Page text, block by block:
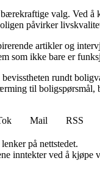
valg. Ved
påvirker
artikler og
som ikke bare er
rundt
til
Mail
RSS
på nettstedet.
inntekter ved å